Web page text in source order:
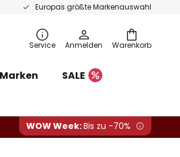
Europas größte Markenauswahl
Warenkorb
Service Anmelden
Marken
SALE
WOW Week:Bis zu -70%